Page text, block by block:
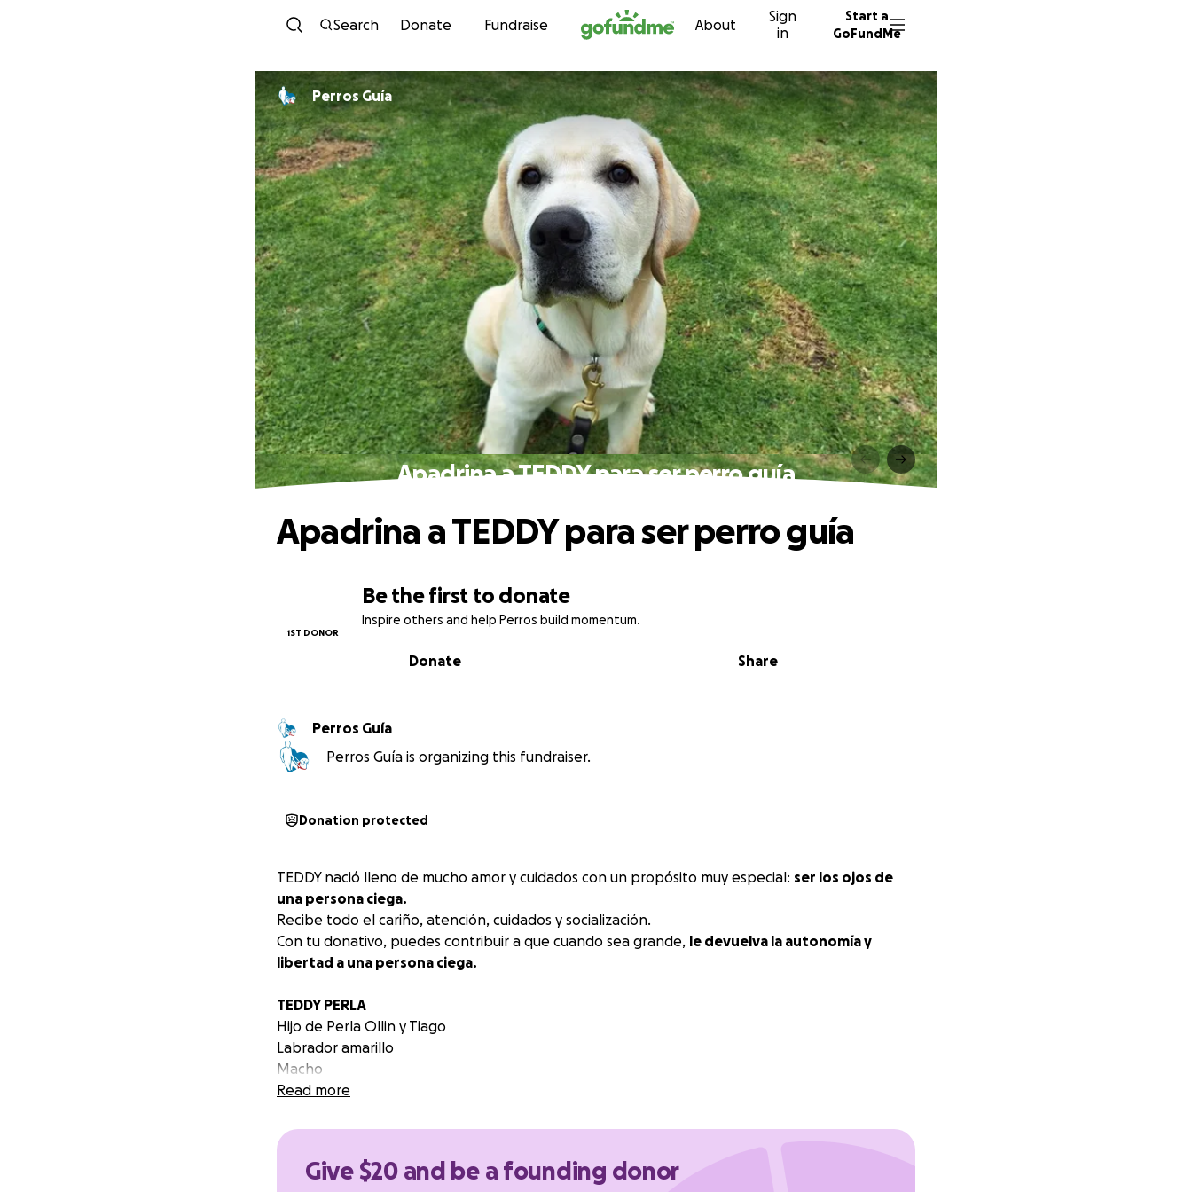
Skip to content
Search Donate Fundraise About
Sign
in
Start a
GoFundMe
Perros Guía
Apadrina a TEDDY para ser perro guía
Be the first to donate
Inspire others and help Perros build momentum.
1ST DONOR
Share
Donate
Apadrina a TEDDY para ser perro guía
Perros Guía
Perros Guía is organizing this fundraiser.
Donation protected
TEDDY nació lleno de mucho amor y cuidados con un propósito muy especial: ser los ojos de
una persona ciega.
Recibe todo el cariño, atención, cuidados y socialización.
Con tu donativo, puedes contribuir a que cuando sea grande, le devuelva la autonomía y
libertad a una persona ciega.
TEDDY PERLA
Hijo de Perla Ollin y Tiago
Labrador amarillo
Macho
Fecha de nacimiento: 12 mayo 2025
una persona ciega.
Read more
Give $20 and be a founding donor